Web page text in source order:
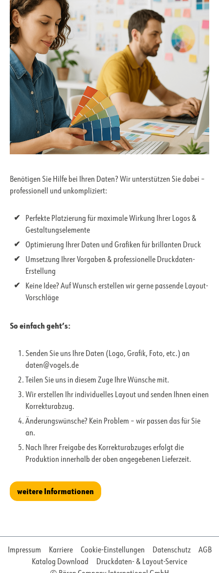
Benötigen Sie Hilfe bei Ihren Daten? Wir unterstützen Sie dabei –
professionell und unkompliziert:
Perfekte Platzierung für maximale Wirkung Ihrer Logos &
Gestaltungselemente
Optimierung Ihrer Daten und Grafiken für brillanten Druck
Umsetzung Ihrer Vorgaben & professionelle Druckdaten-
Erstellung
Keine Idee? Auf Wunsch erstellen wir gerne passende Layout-
Vorschläge
So einfach geht’s:
Senden Sie uns Ihre Daten (Logo, Grafik, Foto, etc.) an
daten@vogels.de
Teilen Sie uns in diesem Zuge Ihre Wünsche mit.
Wir erstellen Ihr individuelles Layout und senden Ihnen einen
Korrekturabzug.
Änderungswünsche? Kein Problem – wir passen das für Sie
an.
Nach Ihrer Freigabe des Korrekturabzuges erfolgt die
Produktion innerhalb der oben angegebenen Lieferzeit.
weitere Informationen
Impressum Karriere Cookie-Einstellungen Datenschutz
AGB
Katalog Download
Druckdaten- & Layout-Service